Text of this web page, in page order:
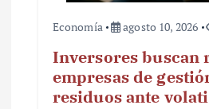
Economía agosto 10, 2026
Inversores buscan
empresas de
residuos ante